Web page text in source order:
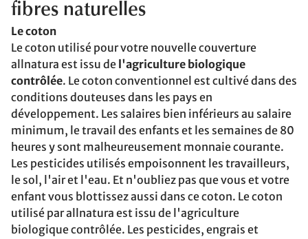
fibres naturelles
Le coton
Le coton utilisé pour votre nouvelle couverture
allnatura est issu de l'agriculture biologique
contrôlée. Le coton conventionnel est cultivé dans des
conditions douteuses dans les pays en
développement. Les salaires bien inférieurs au salaire
minimum, le travail des enfants et les semaines de 80
heures y sont malheureusement monnaie courante.
Les pesticides utilisés empoisonnent les travailleurs,
le sol, l'air et l'eau. Et n'oubliez pas que vous et votre
enfant vous blottissez aussi dans ce coton. Le coton
utilisé par allnatura est issu de l'agriculture
biologique contrôlée. Les pesticides, engrais et